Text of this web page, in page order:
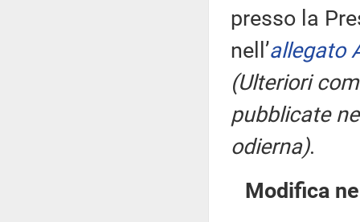
presso la
nell’allegato
(Ulteriori
pubblicate
odierna).
Modifica